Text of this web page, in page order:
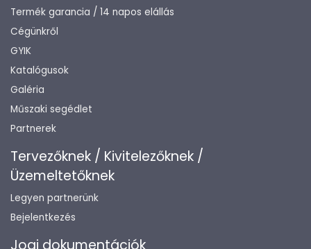
Termék garancia / 14 napos elállás
Cégünkről
GYIK
Katalógusok
Galéria
Műszaki segédlet
Partnerek
Tervezőknek / Kivitelezőknek /
Üzemeltetőknek
Legyen partnerünk
Bejelentkezés
Jogi dokumentációk